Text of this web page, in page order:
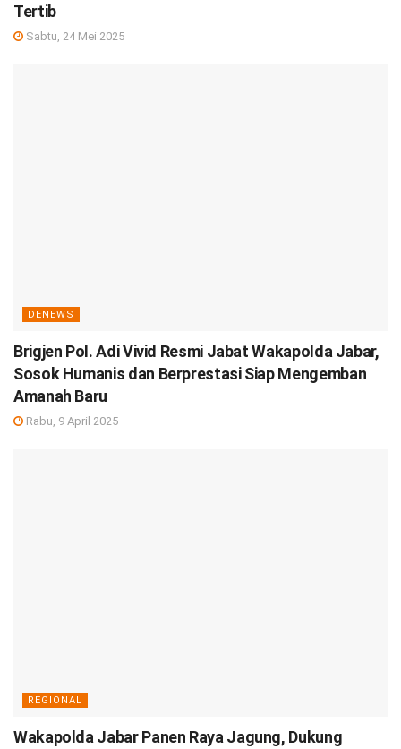
Tertib
Sabtu, 24 Mei 2025
DENEWS
Brigjen Pol. Adi Vivid Resmi Jabat Wakapolda Jabar,
Sosok Humanis dan Berprestasi Siap Mengemban
Amanah Baru
Rabu, 9 April 2025
REGIONAL
Wakapolda Jabar Panen Raya Jagung, Dukung